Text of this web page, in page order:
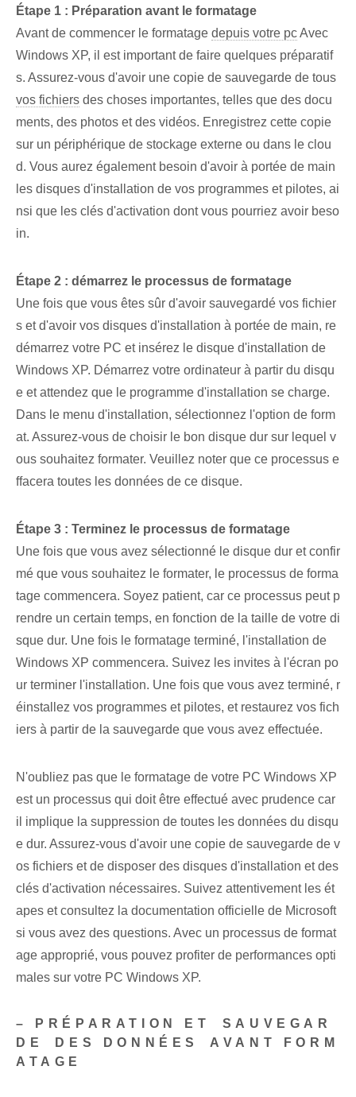
Étape 1 : Préparation avant le formatage
Avant de commencer le formatage depuis votre pcAvec
Windows XP, il est important de faire quelques préparatif
s. Assurez-vous d'avoir une copie de sauvegarde de⁢ tous
vos fichiers des choses importantes, telles que des docu
ments, des photos et des vidéos. Enregistrez cette copie
sur un périphérique de stockage externe ou dans le clou
d. Vous aurez également besoin d'avoir à portée de main
les disques d'installation de vos programmes et pilotes, ai
nsi que les clés d'activation dont vous pourriez avoir beso
in.
Étape 2 : démarrez le processus de formatage
Une fois que vous êtes sûr d'avoir sauvegardé vos fichier
s et d'avoir vos disques d'installation à portée de main, re
démarrez votre PC et insérez le disque d'installation de
Windows XP. Démarrez votre ordinateur à partir du disqu
e et attendez que le programme d'installation se charge.
Dans le menu d'installation, sélectionnez l'option de form
at. Assurez-vous de choisir le bon disque dur sur lequel v
ous souhaitez formater. Veuillez noter que ce processus e
ffacera toutes les données de ce disque.
Étape 3 : Terminez le processus de formatage
Une fois que vous avez sélectionné le disque dur et confir
mé que vous souhaitez le formater, le processus de forma
tage commencera. Soyez patient, car ce processus peut p
rendre un certain temps, en fonction de la taille de votre di
sque dur. ‍Une fois le formatage terminé, l'installation de
Windows XP commencera. Suivez les invites à l'écran⁢ po
ur terminer l'installation. ⁤Une fois que vous avez terminé, r
éinstallez vos ⁤programmes et‌ pilotes, et restaurez vos fich
iers à partir de la sauvegarde que vous avez effectuée.
N'oubliez pas que le formatage de votre PC Windows XP
est un processus qui doit être effectué avec prudence car
il implique la suppression de toutes les données du disqu
e dur. Assurez-vous d'avoir une copie de sauvegarde de v
os fichiers et de disposer des disques d'installation et des
clés d'activation nécessaires. Suivez attentivement les ét
apes et consultez la documentation officielle de Microsoft
si vous avez des questions. Avec un processus de format
age approprié, vous pouvez profiter de performances opti
males sur votre PC Windows XP.
– PRÉPARATION ET ⁣SAUVEGAR
DE⁣ DES DONNÉES ⁢AVANT FORM
ATAGE